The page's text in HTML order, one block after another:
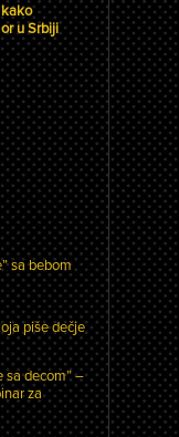
u Srbiji
sa bebom
piše dečje
sa decom” –
za